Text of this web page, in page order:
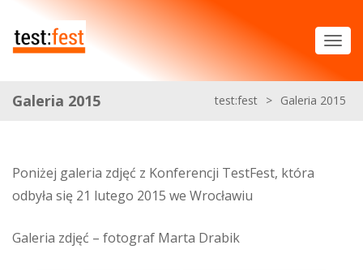
Galeria 2015 test:fest > Galeria 2015
Poniżej galeria zdjęć z Konferencji TestFest, która
odbyła się 21 lutego 2015 we Wrocławiu
Galeria zdjęć – fotograf Marta Drabik